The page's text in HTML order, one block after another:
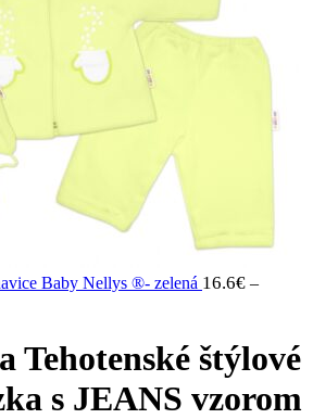
Baby Nellys ®- zelená 16.6€ –
Tehotenské štýlové
s JEANS vzorom